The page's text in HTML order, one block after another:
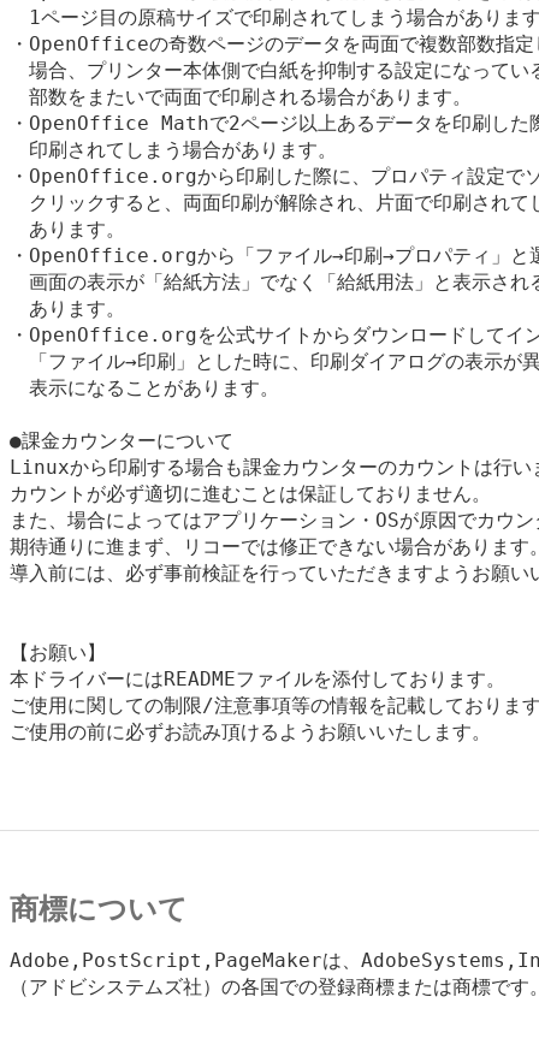
1ページ目の原稿サイズで印刷されてしまう場合がありま
・OpenOfficeの奇数ページのデータを両面で複数部数指定
場合、プリンター本体側で白紙を抑制する設定になってい
部数をまたいで両面で印刷される場合があります。
・OpenOffice Mathで2ページ以上あるデータを印刷した
印刷されてしまう場合があります。
・OpenOffice.orgから印刷した際に、プロパティ設定で
クリックすると、両面印刷が解除され、片面で印刷されて
あります。
・OpenOffice.orgから「ファイル→印刷→プロパティ」と
画面の表示が「給紙方法」でなく「給紙用法」と表示され
あります。
・OpenOffice.orgを公式サイトからダウンロードしてイ
「ファイル→印刷」とした時に、印刷ダイアログの表示が
表示になることがあります。
●課金カウンターについて
Linuxから印刷する場合も課金カウンターのカウントは行い
カウントが必ず適切に進むことは保証しておりません。
また、場合によってはアプリケーション・OSが原因でカウ
期待通りに進まず、リコーでは修正できない場合があります
導入前には、必ず事前検証を行っていただきますようお願
【お願い】
本ドライバーにはREADMEファイルを添付しております。
ご使用に関しての制限/注意事項等の情報を記載しておりま
ご使用の前に必ずお読み頂けるようお願いいたします。
商標について
Adobe,PostScript,PageMakerは、
（アドビシステムズ社）の各国での登録商標または商標です